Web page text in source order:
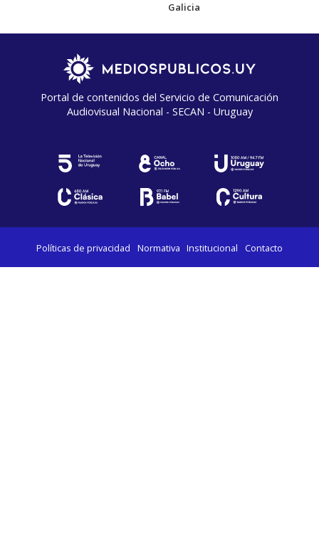
Galicia
Portal de contenidos del Servicio de Comunicación
Audiovisual Nacional - SECAN - Uruguay
Políticas de privacidad Normativa Institucional Contacto